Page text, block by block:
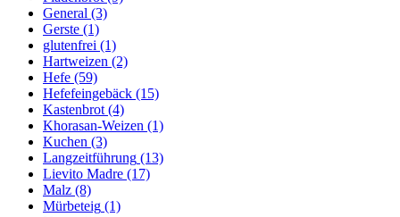
General (3)
Gerste (1)
glutenfrei (1)
Hartweizen (2)
Hefe (59)
Hefefeingebäck (15)
Kastenbrot (4)
Khorasan-Weizen (1)
Kuchen (3)
Langzeitführung (13)
Lievito Madre (17)
Malz (8)
Mürbeteig (1)